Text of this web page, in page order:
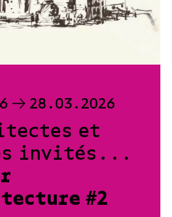
28.03.2026
et
invités...
#2